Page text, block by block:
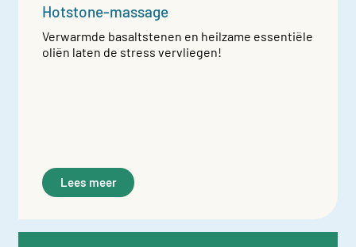
Hotstone-massage
Verwarmde basaltstenen en heilzame essentiële
oliën laten de stress vervliegen!
Lees meer